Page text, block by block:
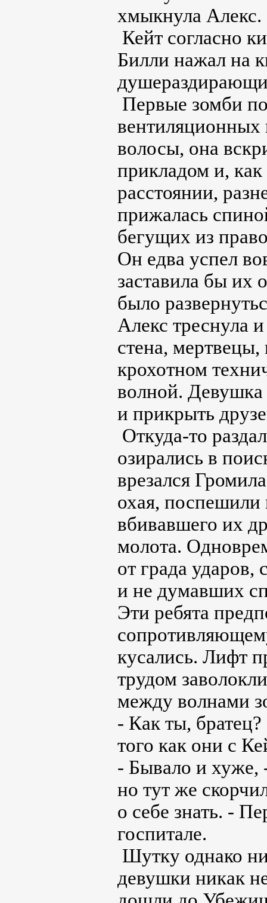
хмыкнула
Кейт согласно
Билли нажал на
Первые зомби
вентиляционных
волосы, она
прикладом и, как
расстоянии,
прижалась
бегущих из
Он едва успел
заставила бы их
было
Алекс треснула
стена, мертвецы,
крохотном
волной. Девушка
и прикрыть
Откуда-то
озирались в
врезался
охая, поспешили
вбивавшего их
молота.
от града
и не думавших
Эти ребята
кусались. Лифт
трудом
между волнами
- Как ты,
того как они с
- Бывало и хуже,
но тут же
о себе знать. -
госпитале.
Шутку однако
девушки никак